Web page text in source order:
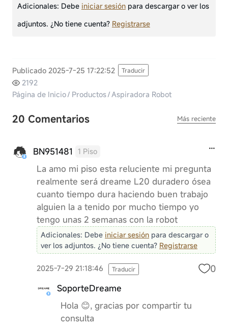
Adicionales: Debe iniciar sesiónpara descargar o ver los
adjuntos. ¿No tiene cuenta? Registrarse
Publicado 2025-7-25 17:22:52 Traducir
2192
Página de Inicio/ Productos/Aspiradora Robot
20 Comentarios Más reciente
BN951481 1 Piso
La amo mi piso esta reluciente mi pregunta
realmente será dreame L20 duradero ósea
cuanto tiempo dura haciendo buen trabajo
alguien la a tenido por mucho tiempo yo
tengo unas 2 semanas con la robot
Adicionales: Debe iniciar sesión para descargar o
ver los adjuntos. ¿No tiene cuenta? Registrarse
2025-7-29 21:18:46 Traducir 0
SoporteDreame
Hola 😊, gracias por compartir tu
consulta